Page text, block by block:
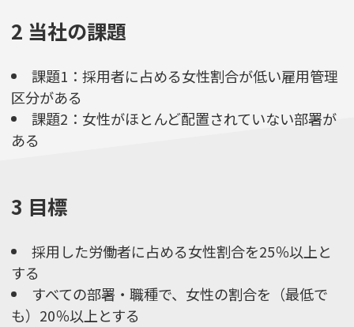
2 当社の課題
課題1：採用者に占める女性割合が低い雇用管理
区分がある
課題2：女性がほとんど配置されていない部署が
ある
3 目標
採用した労働者に占める女性割合を25％以上と
する
すべての部署・職種で、女性の割合を（最低で
も）20％以上とする